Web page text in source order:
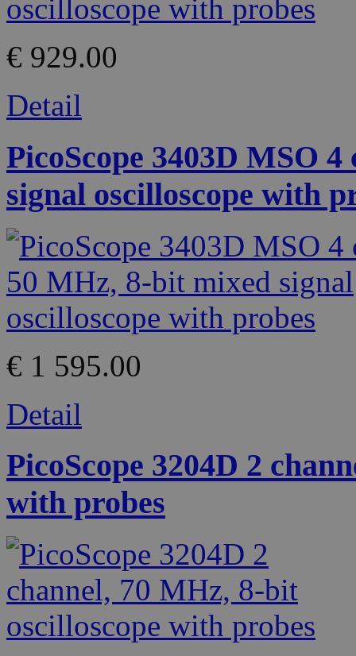
€ 929.00
Detail
PicoScope 3403D MSO
signal oscilloscope with
€ 1 595.00
Detail
PicoScope 3204D 2
with probes